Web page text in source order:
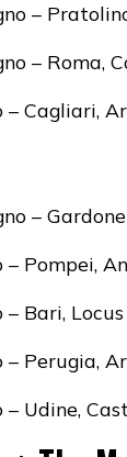
–
– Roma,
– Cagliari,
–
– Pompei,
– Bari,
– Perugia,
– Udine,